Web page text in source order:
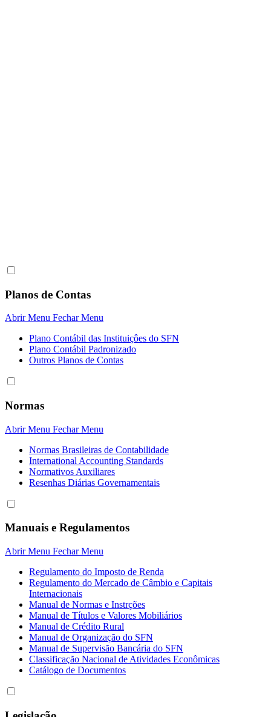
Planos de Contas
Abrir Menu Fechar Menu
Plano Contábil das Instituiçôes do SFN
Plano Contábil Padronizado
Outros Planos de Contas
Normas
Abrir Menu Fechar Menu
Normas Brasileiras de Contabilidade
International Accounting Standards
Normativos Auxiliares
Resenhas Diárias Governamentais
Manuais e Regulamentos
Abrir Menu Fechar Menu
Regulamento do Imposto de Renda
Regulamento do Mercado de Câmbio e Capitais
Internacionais
Manual de Normas e Instrções
Manual de Títulos e Valores Mobiliários
Manual de Crédito Rural
Manual de Organização do SFN
Manual de Supervisão Bancária do SFN
Classificação Nacional de Atividades Econômicas
Catálogo de Documentos